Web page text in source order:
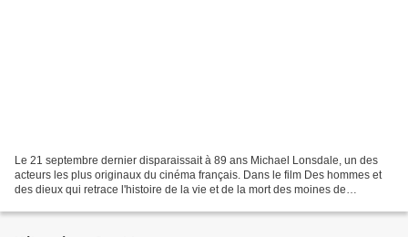
Le 21 septembre dernier disparaissait à 89 ans Michael Lonsdale, un des
acteurs les plus originaux du cinéma français. Dans le film Des hommes et
des dieux qui retrace l'histoire de la vie et de la mort des moines de